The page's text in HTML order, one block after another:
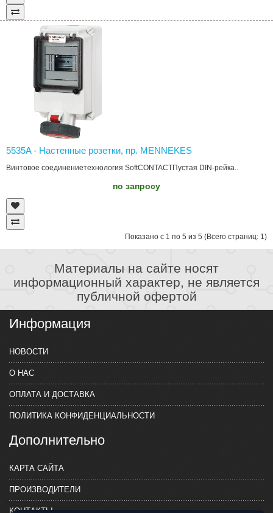
5535A - Настенные розетки, пр. MENNEKES
Винтовое соединениетехнология SoftCONTACTПустая DIN-рейка..
по запросу
Показано с 1 по 5 из 5 (Всего страниц: 1)
Материалы на сайте носят
информационный характер, не является
публичной офертой
Информация
НОВОСТИ
О НАС
ОПЛАТА И ДОСТАВКА
ПОЛИТИКА КОНФИДЕНЦИАЛЬНОСТИ
Дополнительно
КАРТА САЙТА
ПРОИЗВОДИТЕЛИ
КОНТАКТЫ